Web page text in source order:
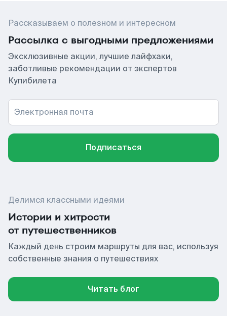
Рассказываем о полезном и интересном
Рассылка с выгодными предложениями
Эксклюзивные акции, лучшие лайфхаки,
заботливые рекомендации от экспертов
Купибилета
Электронная почта
Подписаться
Делимся классными идеями
Истории и хитрости
от путешественников
Каждый день строим маршруты для вас, используя
собственные знания о путешествиях
Читать блог